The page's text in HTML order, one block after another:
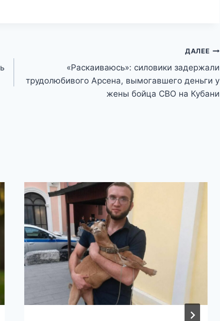
ДАЛЕЕ
«Раскаиваюсь»: силовики задержали
трудолюбивого Арсена, вымогавшего деньги у
жены бойца СВО на Кубани